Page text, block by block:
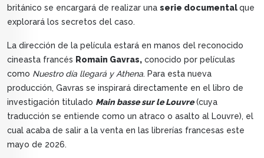
británico se encargará de realizar una serie documentalque
explorará los secretos del caso.
La dirección de la película estará en manos del reconocido
cineasta francés Romain Gavras, conocido por películas
como Nuestro día llegará y Athena. Para esta nueva
producción, Gavras se inspirará directamente en el libro de
investigación titulado Main basse sur le Louvre(cuya
traducción se entiende como un atraco o asalto al Louvre), el
cual acaba de salir a la venta en las librerías francesas este
mayo de 2026.